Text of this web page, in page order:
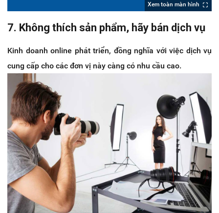
Xem toàn màn hình
7. Không thích sản phẩm, hãy bán dịch vụ
Kinh doanh online phát triển, đồng nghĩa với việc dịch vụ
cung cấp cho các đơn vị này càng có nhu cầu cao.